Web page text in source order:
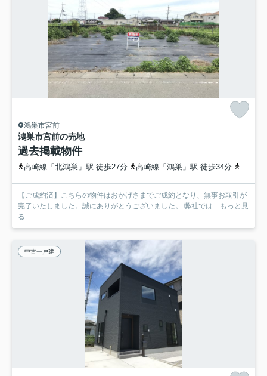
鴻巣市宮前
鴻巣市宮前の売地
過去掲載物件
高崎線「北鴻巣」駅 徒歩27分 高崎線「鴻巣」駅 徒歩34分
【ご成約済】こちらの物件はおかげさまでご成約となり、無事お取引が
完了いたしました。誠にありがとうございました。 弊社では...
もっと見
る
中古一戸建